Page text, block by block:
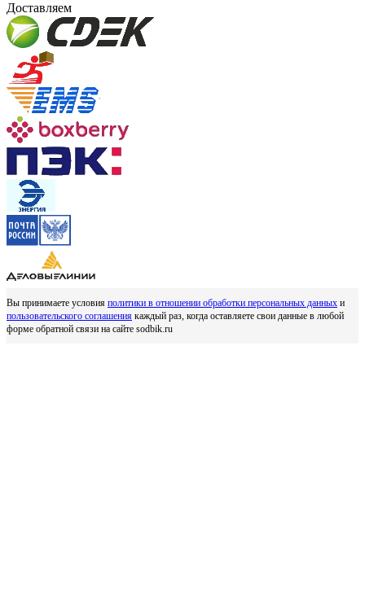
Доставляем
Вы принимаете условия политики в отношении обработки персональных данных и
пользовательского соглашения каждый раз, когда оставляете свои данные в любой
форме обратной связи на сайте sodbik.ru